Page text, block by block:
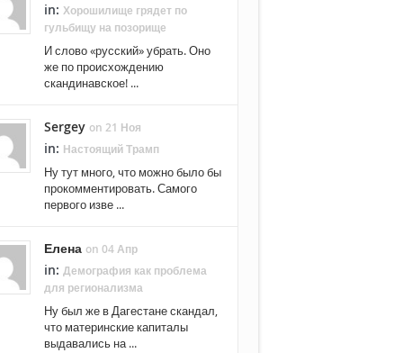
in: Хорошилище грядет по
гульбищу на позорище
И слово «русский» убрать. Оно
же по происхождению
скандинавское! ...
Sergey on 21 Ноя
in: Настоящий Трамп
Ну тут много, что можно было бы
прокомментировать. Самого
первого изве ...
Елена on 04 Апр
in: Демография как проблема
для регионализма
Ну был же в Дагестане скандал,
что материнские капиталы
выдавались на ...